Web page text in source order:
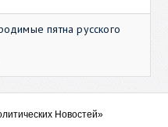
пятна русского
Новостей»